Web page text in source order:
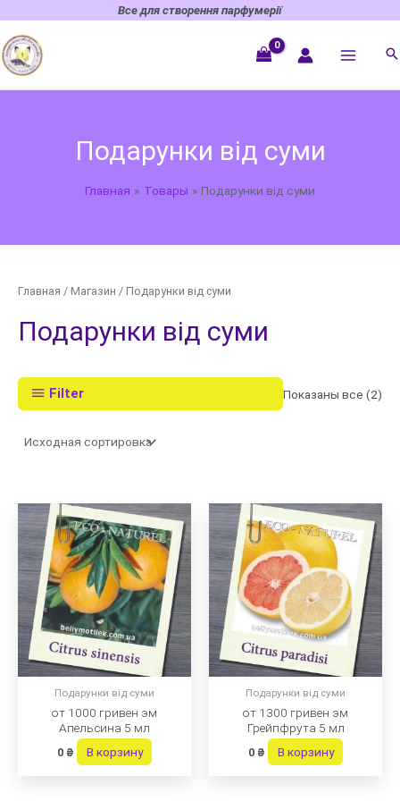
содержимому
Все для створення парфумерії
Подарунки від суми
Главная Товары Подарунки від суми
Главная / Магазин / Подарунки від суми
Подарунки від суми
Filter Показаны все (2)
Подарунки від суми
от 1000 гривен эм
Апельсина 5 мл
0 ₴ В корзину
Подарунки від суми
от 1300 гривен эм
Грейпфрута 5 мл
0 ₴ В корзину